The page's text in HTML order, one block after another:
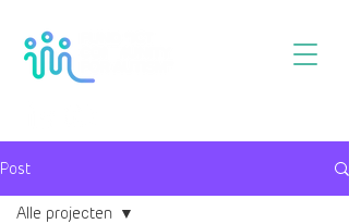
Post
Alle projecten